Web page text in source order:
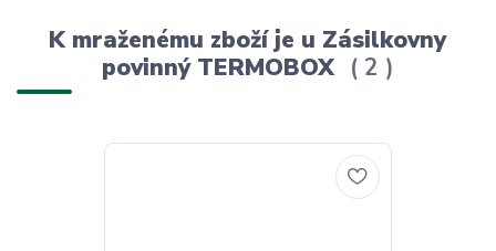
K mraženému zboží je u Zásilkovny
povinný TERMOBOX
2